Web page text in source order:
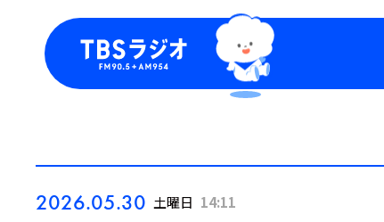
2026.05.30 土曜日 14:11